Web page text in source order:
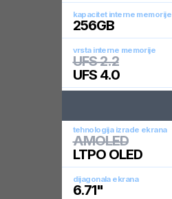
kapacitet interne memorije
256GB
vrsta interne memorije
UFS 2.2
UFS 4.0
tehnologija izrade ekrana
AMOLED
LTPO OLED
dijagonala ekrana
6.71"